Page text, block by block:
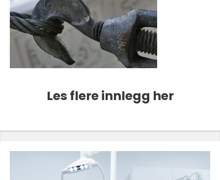
Les flere innlegg her